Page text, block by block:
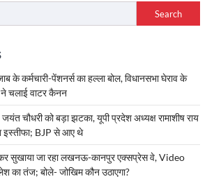
Search
के कर्मचारी-पेंशनर्स का हल्ला बोल, विधानसभा घेराव के
चलाई वाटर कैनन
चौधरी को बड़ा झटका, यूपी प्रदेश अध्यक्ष रामाशीष राय
इस्तीफा; BJP से आए थे
सुखाया जा रहा लखनऊ-कानपुर एक्सप्रेस वे, Video
का तंज; बोले- जोखिम कौन उठाएगा?